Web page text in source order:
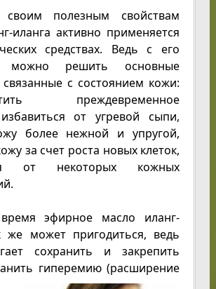
своим полезным свойствам
иланга активно применяется
средствах. Ведь с его
можно решить основные
с состоянием кожи:
преждевременное
от угревой сыпи,
более нежной и упругой,
за счет роста новых клеток,
от некоторых кожных
эфирное масло иланг-
же может пригодиться, ведь
сохранить и закрепить
гиперемию (расширение